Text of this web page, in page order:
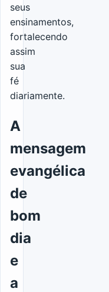
seus
ensinamentos,
fortalecendo
assim
sua
fé
diariamente.
A
mensagem
evangélica
de
bom
dia
e
a